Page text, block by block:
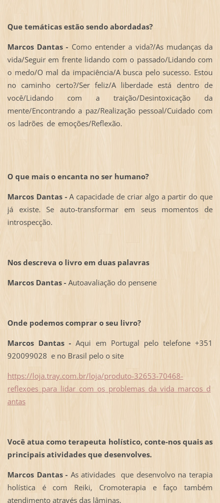
Que temáticas estão sendo abordadas?
Marcos Dantas - Como entender a vida?/As mudanças da
vida/Seguir em frente lidando com o passado/Lidando com
o medo/O mal da impaciência/A busca pelo sucesso. Estou
no caminho certo?/Ser feliz/A liberdade está dentro de
você/Lidando com a traição/Desintoxicação da
mente/Encontrando a paz/Realização pessoal/Cuidado com
os ladrões de emoções/Reflexão.
O que mais o encanta no ser humano?
Marcos Dantas -A capacidade de criar algo a partir do que
já existe. Se auto-transformar em seus momentos de
introspecção.
Nos descreva o livro em duas palavras
Marcos Dantas -Autoavaliação do pensene
Onde podemos comprar o seu livro?
Marcos Dantas - Aqui em Portugal pelo telefone +351
920099028 e no Brasil pelo o site
https://loja.tray.com.br/loja/produto-32653-70468-
reflexoes_para_lidar_com_os_problemas_da_vida_marcos_d
antas
Você atua como terapeuta holístico, conte-nos quais as
principais atividades que desenvolves.
Marcos Dantas - As atividades que desenvolvo na terapia
holística é com Reiki, Cromoterapia e faço também
atendimento através das lâminas.